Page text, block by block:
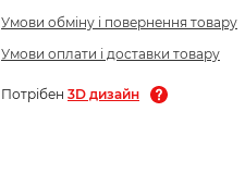
Умови обміну і повернення товару
Умови оплати і доставки товару
Потрібен 3D дизайн